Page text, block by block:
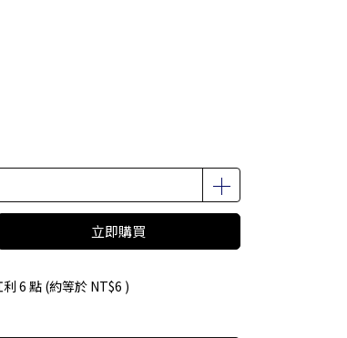
立即購買
利 6 點 (約等於 NT$6 )